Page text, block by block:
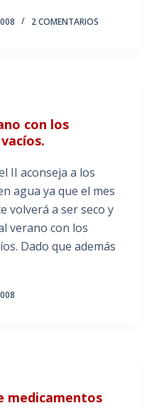
2 COMENTARIOS
con los
aconseja a los
agua ya que el mes
volverá a ser seco y
verano con los
Dado que además
medicamentos